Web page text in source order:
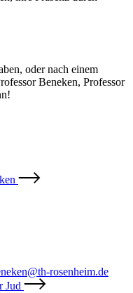
oder nach einem
Beneken, Professor
rosenheim.de
Jud